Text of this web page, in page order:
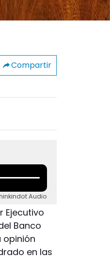
Compartir
Audio
Ejecutivo
Banco
opinión
en las